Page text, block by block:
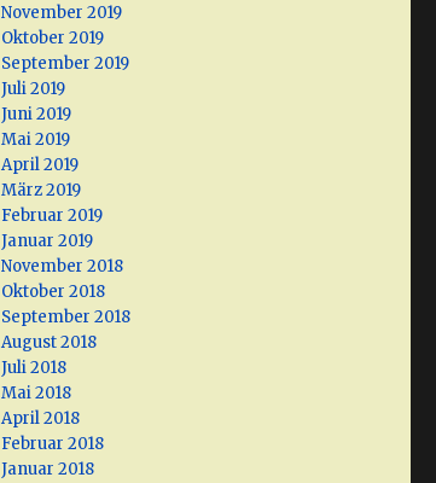
November 2019
Oktober 2019
September 2019
Juli 2019
Juni 2019
Mai 2019
April 2019
März 2019
Februar 2019
Januar 2019
November 2018
Oktober 2018
September 2018
August 2018
Juli 2018
Mai 2018
April 2018
Februar 2018
Januar 2018